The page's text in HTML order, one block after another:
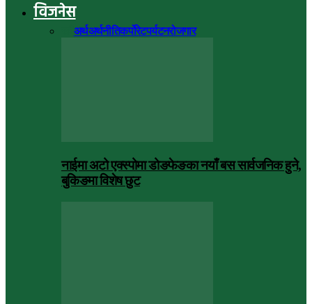
विजनेस
अर्थअर्थनीतिकर्पोरेटपर्यटनरोजगार
नाईमा अटो एक्स्पोमा डोङफेङका नयाँ बस सार्वजनिक हुने,
बुकिङमा विशेष छुट